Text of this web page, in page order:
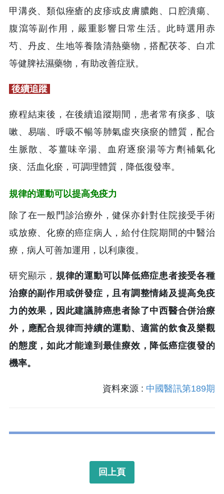
甲溝炎、類似痤瘡的皮疹或皮膚膿皰、口腔潰瘍、
腹瀉等副作用，嚴重影響日常生活。此時選用赤
芍、丹皮、生地等養陰清熱藥物，搭配茯苓、白朮
等健脾袪濕藥物，有助改善症狀。
後續追蹤
療程結束後，在後續追蹤期間，患者常有痰多、咳
嗽、易喘、呼吸不暢等肺氣虛夾痰瘀的體質，配合
生脈散、苓薑味辛湯、血府逐瘀湯等方劑補氣化
痰、活血化瘀，可調理體質，降低復發率。
規律的運動可以提高免疫力
除了在一般門診治療外，健保亦針對住院接受手術
或放療、化療的癌症病人，給付住院期間的中醫治
療，病人可善加運用，以利康復。
研究顯示， 規律的運動可以降低癌症患者接受各種
治療的副作用或併發症，且有調整情緒及提高免疫
力的效果，因此建議肺癌患者除了中西醫合併治療
外，應配合規律而持續的運動、適當的飲食及樂觀
的態度，如此才能達到最佳療效，降低癌症復發的
機率。
資料來源 : 中國醫訊第189期
回上頁